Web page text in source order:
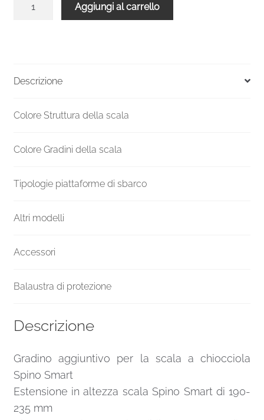
quantità
Aggiungi al carrello
Descrizione
Colore Struttura della scala
Colore Gradini della scala
Tipologie piattaforme di sbarco
Altri modelli
Accessori
Balaustra di protezione
Descrizione
Gradino aggiuntivo per la scala a chiocciola
Spino Smart
Estensione in altezza scala Spino Smart di 190-
235 mm